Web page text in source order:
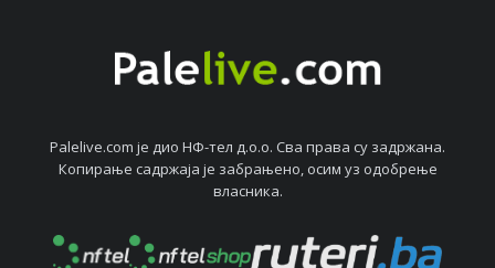
Palelive.com јe дио НФ-тeл д.о.о. Сва права су задржана.
Копирањe садржаја јe забрањeно, осим уз одобрeњe
власника.